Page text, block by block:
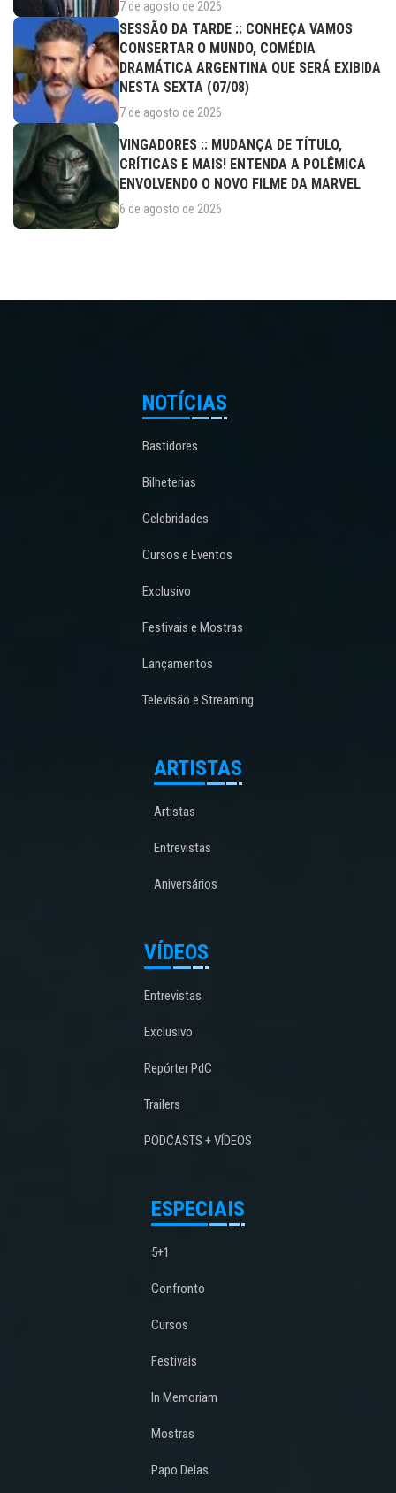
7 de agosto de 2026
SESSÃO DA TARDE :: CONHEÇA VAMOS
CONSERTAR O MUNDO, COMÉDIA
DRAMÁTICA ARGENTINA QUE SERÁ EXIBIDA
NESTA SEXTA (07/08)
7 de agosto de 2026
VINGADORES :: MUDANÇA DE TÍTULO,
CRÍTICAS E MAIS! ENTENDA A POLÊMICA
ENVOLVENDO O NOVO FILME DA MARVEL
6 de agosto de 2026
NOTÍCIAS
Bastidores
Bilheterias
Celebridades
Cursos e Eventos
Exclusivo
Festivais e Mostras
Lançamentos
Televisão e Streaming
ARTISTAS
Artistas
Entrevistas
Aniversários
VÍDEOS
Entrevistas
Exclusivo
Repórter PdC
Trailers
PODCASTS + VÍDEOS
ESPECIAIS
5+1
Confronto
Cursos
Festivais
In Memoriam
Mostras
Papo Delas